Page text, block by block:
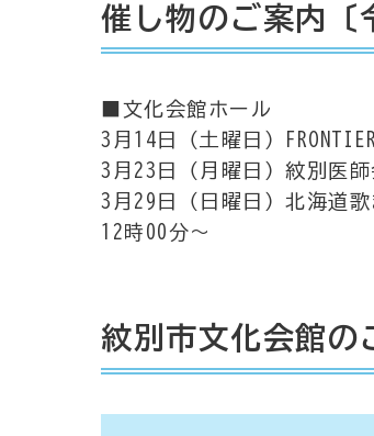
催し物のご案内〔
■文化会館ホール
3月14日（土曜日）
3月23日（月曜日）紋別医
3月29日（日曜日）北海道
12時00分～
紋別市文化会館の